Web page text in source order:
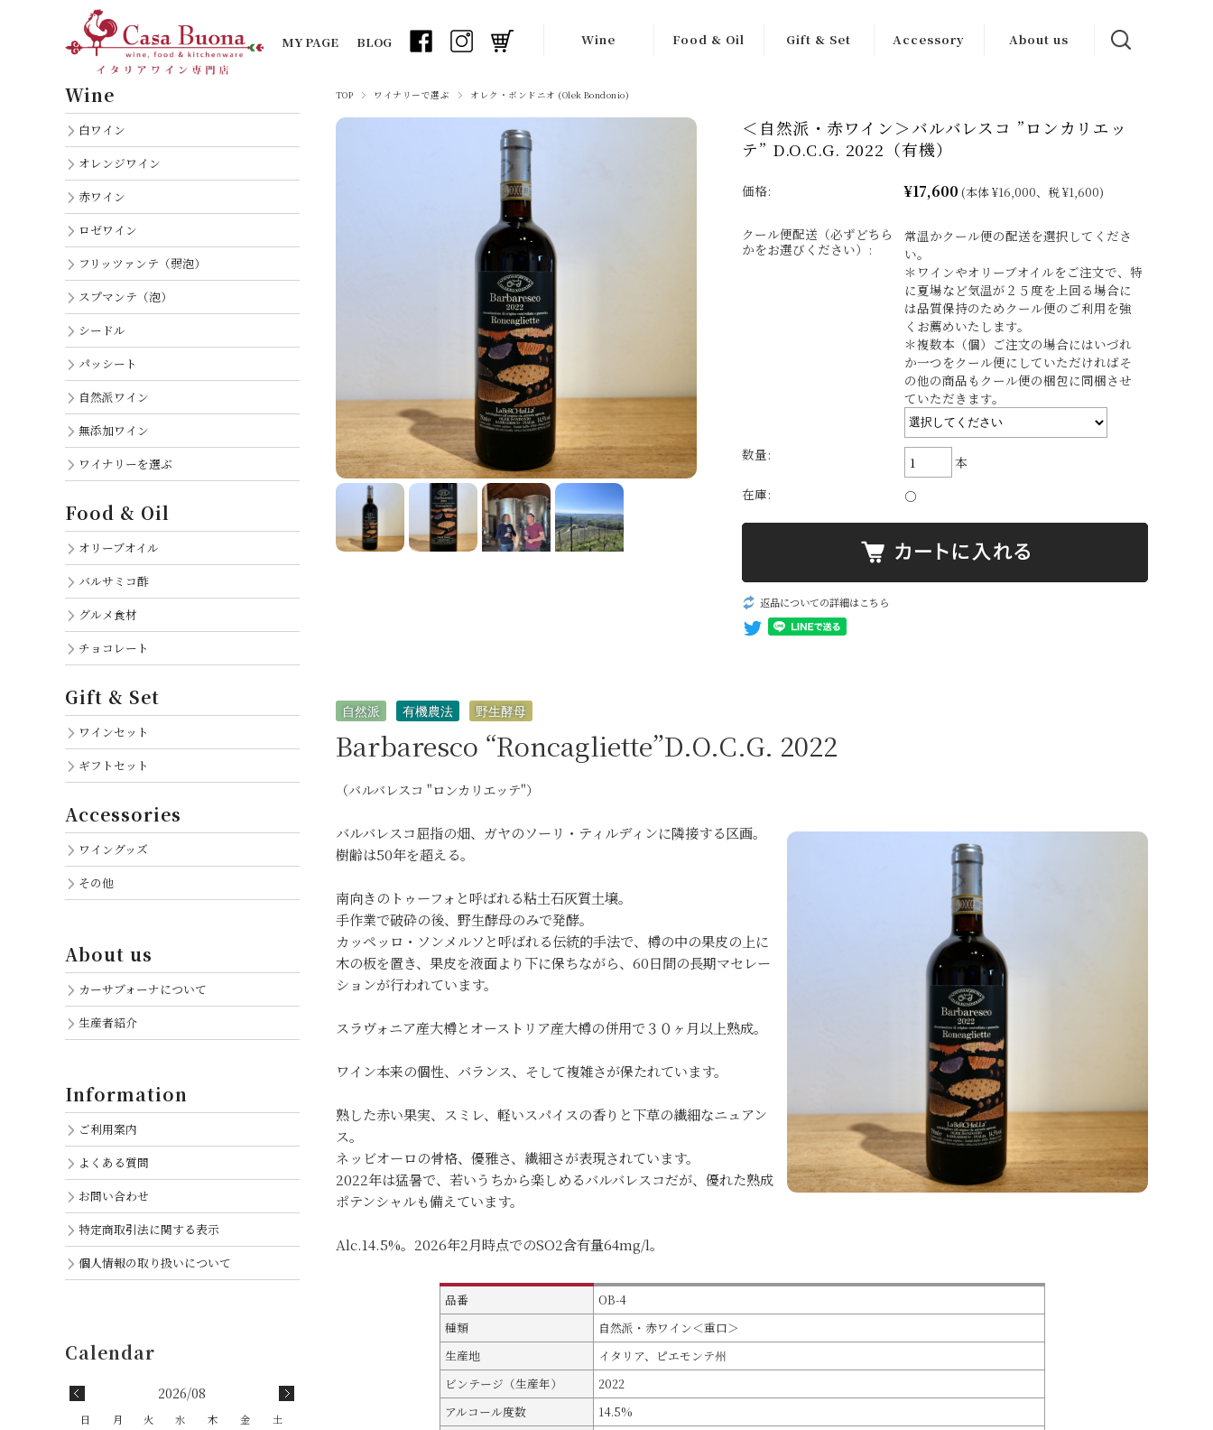
MY PAGE BLOG Wine
フリッツァンテ
パッシート
自然派ワイン
無添加ワイン
生産者一覧
Food & Oil
バルサミコ酢
Gift & Set
ギフトセット
Accessory
その他
About us
TOP ワイナリーで選ぶ オレク・ボンドニオ (Olek Bondonio)
＜自然派・赤ワイン＞バルバレスコ ”ロンカリエッ
テ” D.O.C.G. 2022（有機）
価格: ¥17,600 (本体 ¥16,000、税 ¥1,600)
クール便配送（必ずどちら
かをお選びください）:
常温かクール便の配送を選択してくださ
い。
＊ワインやオリーブオイルをご注文で、特
に夏場など気温が２５度を上回る場合に
は品質保持のためクール便のご利用を強
くお薦めいたします。
＊複数本（個）ご注文の場合にはいづれ
か一つをクール便にしていただければそ
の他の商品もクール便の梱包に同梱させ
ていただきます。
数量:
本
在庫:
○
返品についての詳細はこちら
自然派 有機農法 野生酵母
Barbaresco “Roncagliette”D.O.C.G. 2022
（バルバレスコ "ロンカリエッテ"）
バルバレスコ屈指の畑、ガヤのソーリ・ティルディンに隣接する区画。
樹齢は50年を超える。
南向きのトゥーフォと呼ばれる粘土石灰質土壌。
手作業で破砕の後、野生酵母のみで発酵。
カッペッロ・ソンメルソと呼ばれる伝統的手法で、樽の中の果皮の上に
木の板を置き、果皮を液面より下に保ちながら、60日間の長期マセレー
ションが行われています。
スラヴォニア産大樽とオーストリア産大樽の併用で３０ヶ月以上熟成。
ワイン本来の個性、バランス、そして複雑さが保たれています。
熟した赤い果実、スミレ、軽いスパイスの香りと下草の繊細なニュアン
ス。
ネッビオーロの骨格、優雅さ、繊細さが表現されています。
2022年は猛暑で、若いうちから楽しめるバルバレスコだが、優れた熟成
ポテンシャルも備えています。
Alc.14.5%。2026年2月時点でのSO2含有量64mg/l。
品番
OB-4
種類
自然派・赤ワイン＜重口＞
生産地
イタリア、ピエモンテ州
ビンテージ（生産年）
2022
アルコール度数
14.5%
Wine
白ワイン
オレンジワイン
赤ワイン
ロゼワイン
フリッツァンテ（弱泡）
スプマンテ（泡）
シードル
パッシート
自然派ワイン
無添加ワイン
ワイナリーを選ぶ
Food & Oil
オリーブオイル
バルサミコ酢
グルメ食材
チョコレート
Gift & Set
ワインセット
ギフトセット
Accessories
ワイングッズ
その他
About us
カーサブォーナについて
生産者紹介
Information
ご利用案内
よくある質問
お問い合わせ
特定商取引法に関する表示
個人情報の取り扱いについて
2026/08
日 月 火 水 木 金
土